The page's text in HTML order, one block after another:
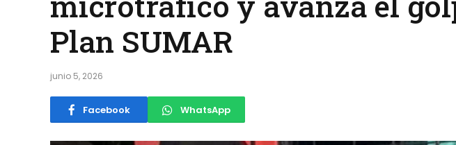
Plan SUMAR
junio 5, 2026
Facebook WhatsApp